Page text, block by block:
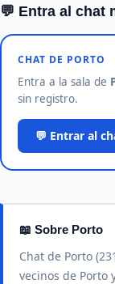
💬 Entra al chat
CHAT DE PORTO
Entra a la sala de
sin registro.
💬 Entrar al
📖 Sobre Porto
Chat de Porto
vecinos de Porto